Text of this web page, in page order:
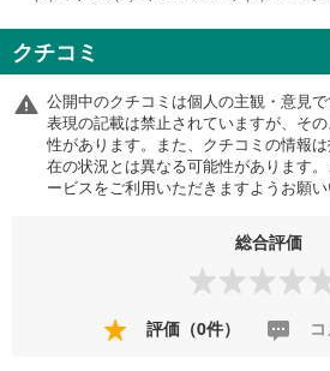
クチコミ
公開中のクチコミは個人の主観・意見
表現の記載は禁止されていますが、そ
性があります。また、クチコミの情報
在の状況とは異なる可能性があります
ービスをご利用いただきますようお願い
総合評価
評価（0件）